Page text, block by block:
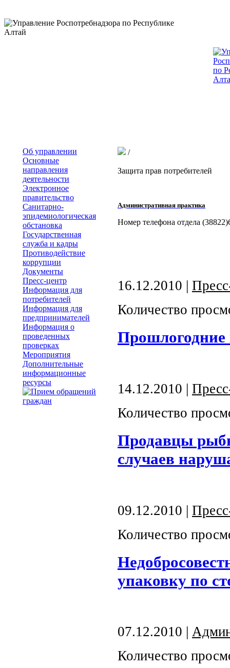
Об управлении
Основные
направления
деятельности
Электронное
правительство
Санитарно-
эпидемиологическая
обстановка
Государственная
служба и кадры
Противодействие
коррупции
Документы
Пресс-центр
Информация для
потребителей
Информация для
предпринимателей
Информация о
проведенных
проверках
Мероприятия
Дополнительные
информационные
ресурсы
/
Защита прав потребителей
Административная практика
Номер телефона отдела
16.12.2010 |
Количество
Прошлогодние
14.12.2010 |
Количество
Продавцы
случаев
09.12.2010 |
Количество
упаковку по
07.12.2010 |
Количество